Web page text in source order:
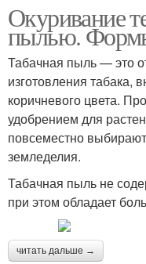
Окуривание
пылью.
Табачная пыль — это
изготовления табака,
коричневого цвета.
удобрением для
повсеместно
земледелия.
Табачная пыль не
при этом обладает
читать дальше →